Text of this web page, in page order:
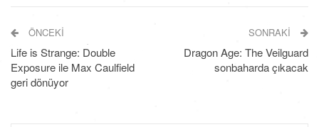
ÖNCEKI
Life is Strange: Double
Exposure ile Max Caulfield
geri dönüyor
SONRAKI
Dragon Age: The Veilguard
sonbaharda çıkacak